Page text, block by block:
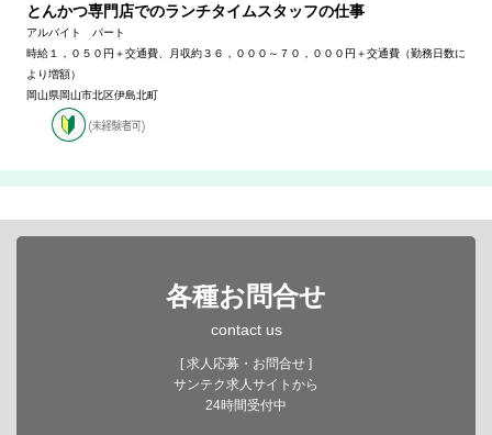
とんかつ専門店でのランチタイムスタッフの仕事
アルバイト パート
時給１，０５０円＋交通費、月収約３６，０００～７０，０００円＋交通費（勤務日数に
より増額）
岡山県岡山市北区伊島北町
各種お問合せ
contact us
[ 求人応募・お問合せ ]
サンテク求人サイトから
24時間受付中